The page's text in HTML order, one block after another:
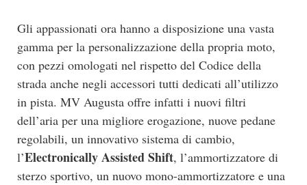
Gli appassionati ora hanno a disposizione una vasta
gamma per la personalizzazione della propria moto,
con pezzi omologati nel rispetto del Codice della
strada anche negli accessori tutti dedicati all’utilizzo
in pista. MV Augusta offre infatti i nuovi filtri
dell’aria per una migliore erogazione, nuove pedane
regolabili, un innovativo sistema di cambio,
l’Electronically Assisted Shift, l’ammortizzatore di
sterzo sportivo, un nuovo mono-ammortizzatore e una